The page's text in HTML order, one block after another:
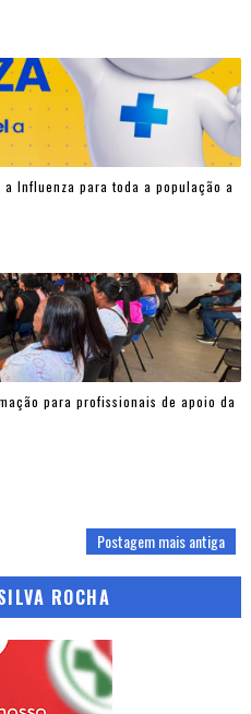
Influenza para toda a população a
para profissionais de apoio da
Postagem mais antiga
ROCHA